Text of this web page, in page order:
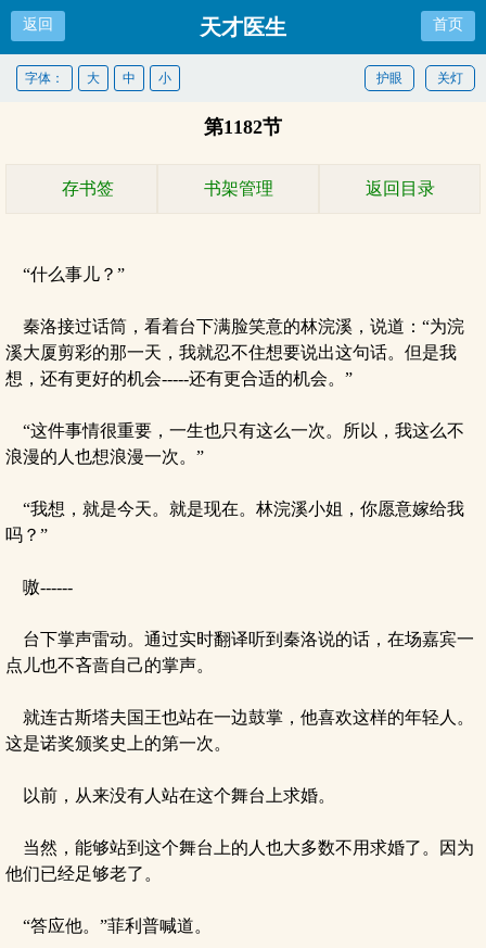
返回 天才医生 首页
关灯
护眼
字体： 大 中 小
第1182节
存书签 书架管理 返回目录
“什么事儿？”
秦洛接过话筒，看着台下满脸笑意的林浣溪，说道：“为浣
溪大厦剪彩的那一天，我就忍不住想要说出这句话。但是我
想，还有更好的机会-----还有更合适的机会。”
“这件事情很重要，一生也只有这么一次。所以，我这么不
浪漫的人也想浪漫一次。”
“我想，就是今天。就是现在。林浣溪小姐，你愿意嫁给我
吗？”
嗷------
台下掌声雷动。通过实时翻译听到秦洛说的话，在场嘉宾一
点儿也不吝啬自己的掌声。
就连古斯塔夫国王也站在一边鼓掌，他喜欢这样的年轻人。
这是诺奖颁奖史上的第一次。
以前，从来没有人站在这个舞台上求婚。
当然，能够站到这个舞台上的人也大多数不用求婚了。因为
他们已经足够老了。
“答应他。”菲利普喊道。